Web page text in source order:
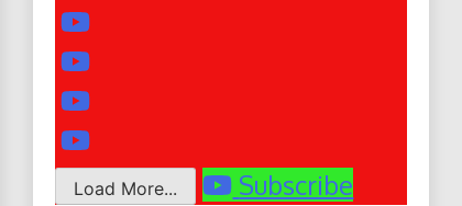
Load More... Subscribe